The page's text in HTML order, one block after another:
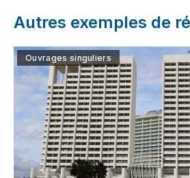
Autres exemples de
Ouvrages singuliers